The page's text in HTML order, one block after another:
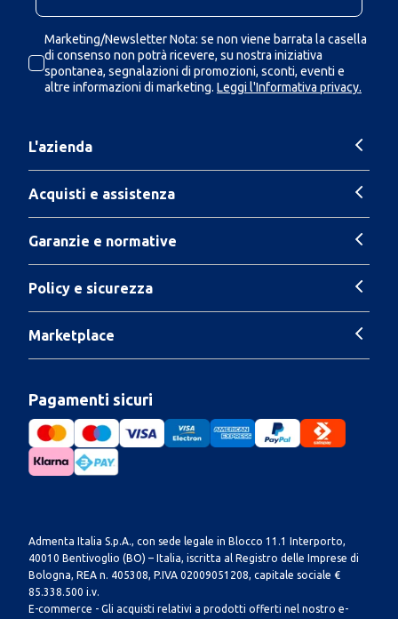
Marketing/Newsletter Nota: se non viene barrata la casella
di consenso non potrà ricevere, su nostra iniziativa
spontanea, segnalazioni di promozioni, sconti, eventi e
altre informazioni di marketing. Leggi l'Informativa privacy.
L'azienda
Acquisti e assistenza
Garanzie e normative
Policy e sicurezza
Marketplace
Pagamenti sicuri
Admenta Italia S.p.A., con sede legale in Blocco 11.1 Interporto,
40010 Bentivoglio (BO) – Italia, iscritta al Registro delle Imprese di
Bologna, REA n. 405308, P.IVA 02009051208, capitale sociale €
85.338.500 i.v.
E-commerce - Gli acquisti relativi a prodotti offerti nel nostro e-